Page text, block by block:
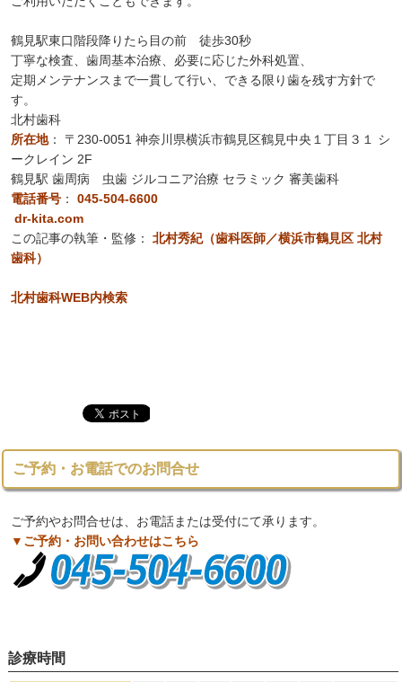
鶴見駅東口階段降りたら目の前 徒歩30秒
丁寧な検査、歯周基本治療、必要に応じた外科処置、
定期メンテナンスまで一貫して行い、できる限り歯を残す方針で
す。
北村歯科
所在地：
〒230-0051 神奈川県横浜市鶴見区鶴見中央１丁目３１ シ
ークレイン 2F
鶴見駅 歯周病 虫歯 ジルコニア治療 セラミック 審美歯科
電話番号 ：
045-504-6600
dr-kita.com
この記事の執筆・監修： 北村秀紀（歯科医師／横浜市鶴見区 北村
歯科）
北村歯科WEB内検索
ご予約・お電話でのお問合せ
ご予約やお問合せは、お電話または受付にて承ります。
▼ご予約・お問い合わせはこちら
診療時間